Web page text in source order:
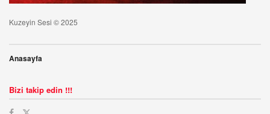
Kuzeyin Sesi © 2025
Anasayfa
Bizi takip edin !!!